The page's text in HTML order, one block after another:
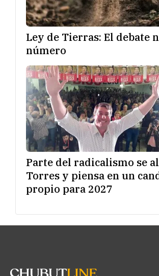
Ley de Tierras: El debate
número
Parte del radicalismo se
Torres y piensa en un
propio para 2027